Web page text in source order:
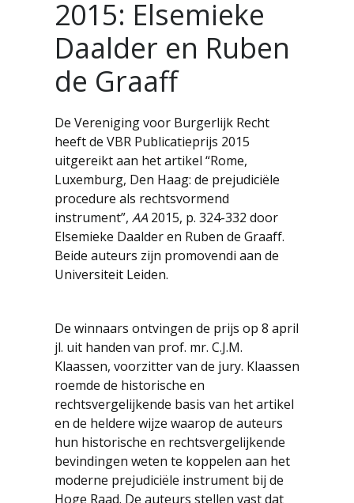
2015: Elsemieke
Daalder en Ruben
de Graaff
De Vereniging voor Burgerlijk Recht
heeft de VBR Publicatieprijs 2015
uitgereikt aan het artikel “Rome,
Luxemburg, Den Haag: de prejudiciële
procedure als rechtsvormend
instrument”, AA 2015, p. 324-332 door
Elsemieke Daalder en Ruben de Graaff.
Beide auteurs zijn promovendi aan de
Universiteit Leiden.
De winnaars ontvingen de prijs op 8 april
jl. uit handen van prof. mr. C.J.M.
Klaassen, voorzitter van de jury. Klaassen
roemde de historische en
rechtsvergelijkende basis van het artikel
en de heldere wijze waarop de auteurs
hun historische en rechtsvergelijkende
bevindingen weten te koppelen aan het
moderne prejudiciële instrument bij de
Hoge Raad. De auteurs stellen vast dat